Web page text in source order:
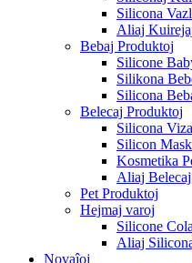
Silicona
Aliaj
Bebaj Produktoj
Silicone
Silikona
Silicona
Belecaj Produktoj
Silicona
Silicon
Kosmetika
Aliaj
Pet Produktoj
Hejmaj varoj
Silicone
Aliaj
Novaĵoj